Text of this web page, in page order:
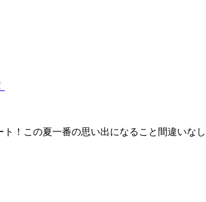
！この夏一番の思い出になること間違いなし